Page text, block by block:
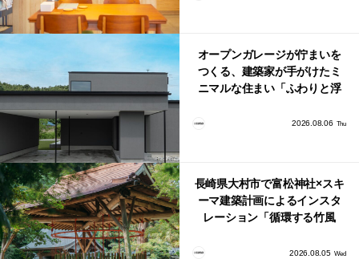
オープンガレージが佇まいを
つくる、建築家が手がけたミ
ニマルな住まい「ふわりと浮
2026.08.06 Thu
長崎県大村市で富松神社×スキ
ーマ建築計画によるインスタ
レーション「循環する竹風
2026.08.05 Wed